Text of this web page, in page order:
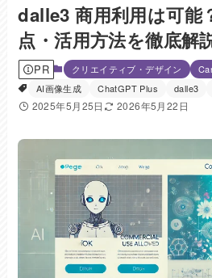
dalle3 商用利用は可能
点・活用方法を徹底解
PR クリエイティブ・デザイン
AI画像生成
ChatGPT Plus dalle3
2025年5月25日 2026年5月22日